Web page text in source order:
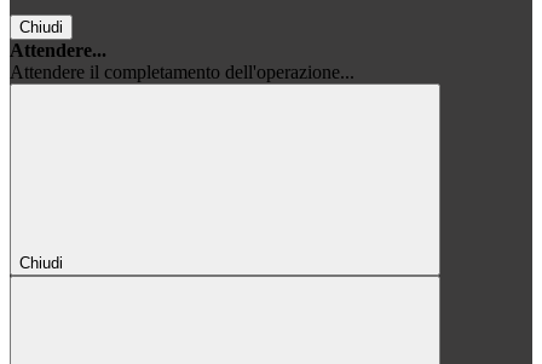
Chiudi
Attendere...
Attendere il completamento dell'operazione...
Chiudi